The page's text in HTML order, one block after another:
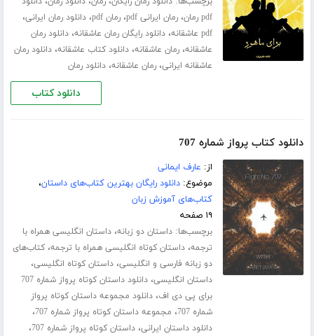
pdf رمان
،رمان ایرانی pdf ،رمان pdf ،دانلود رمان ایرانی،
pdf عاشقانه ،دانلود رایگان رمان عاشقانه،دانلود رمان
عاشقانه،رمان عاشقانه،دانلود کتاب عاشقانه،دانلود رمان
عاشقانه ایرانی،رمان عاشقانه،دانلود رمان
دانلود کتاب
دانلود کتاب پرواز شماره 707
از: عارف ایمانی
موضوع:دانلود رایگان بهترین کتاب‌های داستان،
کتاب‌های آموزش زبان
۱۹ صفحه
برچسب‌ها:داستان دو زبانه،داستان انگلیسی همراه با
ترجمه،داستان کوتاه انگلیسی همراه با ترجمه،کتاب‌های
دو زبانه فارسی و انگلیسی،داستان کوتاه انگلیسی،
داستان انگلیسی،
دانلود داستان کوتاه پرواز شماره 707
برای پی دی اف،دانلود مجموعه داستان کوتاه پرواز
شماره 707
، مجموعه داستان کوتاه پرواز شماره 707 ،
دانلود داستان ایرانی،داستان کوتاه پرواز شماره 707 ،